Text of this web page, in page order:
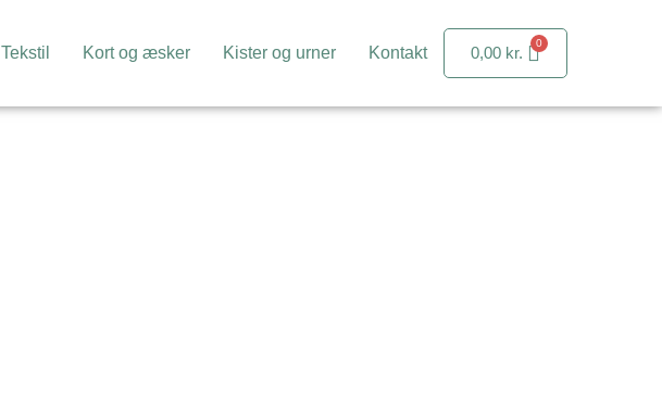
Tekstil Kort og æsker Kister og urner Kontakt 0,00 kr.